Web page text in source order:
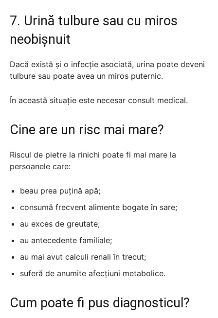
7. Urină tulbure sau cu miros
neobișnuit
Dacă există și o infecție asociată, urina poate deveni
tulbure sau poate avea un miros puternic.
În această situație este necesar consult medical.
Cine are un risc mai mare?
Riscul de pietre la rinichi poate fi mai mare la
persoanele care:
beau prea puțină apă;
consumă frecvent alimente bogate în sare;
au exces de greutate;
au antecedente familiale;
au mai avut calculi renali în trecut;
suferă de anumite afecțiuni metabolice.
Cum poate fi pus diagnosticul?